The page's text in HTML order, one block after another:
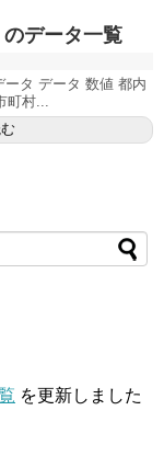
データ一覧
ータ データ 数値 都内
村...
を更新しました